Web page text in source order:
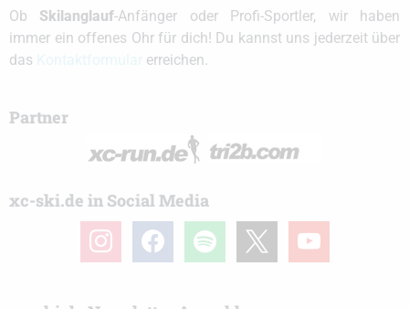
Ob Skilanglauf-Anfänger oder Profi-Sportler, wir haben
immer ein offenes Ohr für dich! Du kannst uns jederzeit über
das
erreichen.
Partner
xc-ski.de in Social Media
instagramfacebook spotify youtube